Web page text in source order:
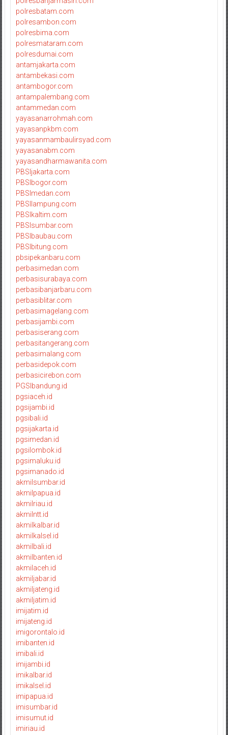
polresbatam.com
polresambon.com
polresbima.com
polresmataram.com
polresdumai.com
antamjakarta.com
antambekasi.com
antambogor.com
antampalembang.com
antammedan.com
yayasanarrohmah.com
yayasanpkbm.com
yayasanmambaulirsyad.com
yayasanabm.com
yayasandharmawanita.com
PBSIjakarta.com
PBSIbogor.com
PBSImedan.com
PBSIlampung.com
PBSIkaltim.com
PBSIsumbar.com
PBSIbaubau.com
PBSIbitung.com
pbsipekanbaru.com
perbasimedan.com
perbasisurabaya.com
perbasibanjarbaru.com
perbasiblitar.com
perbasimagelang.com
perbasijambi.com
perbasiserang.com
perbasitangerang.com
perbasimalang.com
perbasidepok.com
perbasicirebon.com
PGSIbandung.id
pgsiaceh.id
pgsijambi.id
pgsibali.id
pgsijakarta.id
pgsimedan.id
pgsilombok.id
pgsimaluku.id
pgsimanado.id
akmilsumbar.id
akmilpapua.id
akmilriau.id
akmilntt.id
akmilkalbar.id
akmilkalsel.id
akmilbali.id
akmilbanten.id
akmilaceh.id
akmiljabar.id
akmiljateng.id
akmiljatim.id
imijatim.id
imijateng.id
imigorontalo.id
imibanten.id
imibali.id
imijambi.id
imikalbar.id
imikalsel.id
imipapua.id
imisumbar.id
imisumut.id
imiriau.id